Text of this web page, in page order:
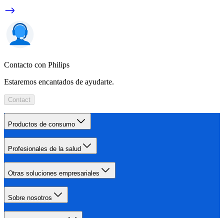
Contacto con Philips
Estaremos encantados de ayudarte.
Contact
Productos de consumo
Profesionales de la salud
Otras soluciones empresariales
Sobre nosotros